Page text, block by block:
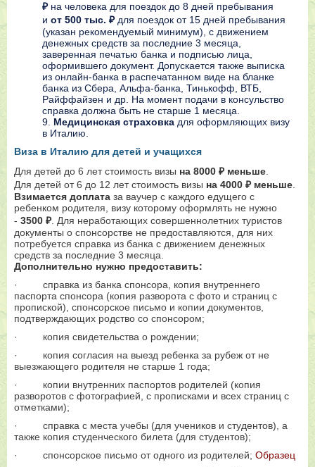
₽на человека для поездок до 8 дней пребывания
и от 500 тыс. ₽для поездок от 15 дней пребывания
(указан рекомендуемый минимум), с движением
денежных средств за последние 3 месяца,
заверенная печатью банка и подписью лица,
оформившего документ. Допускается также выписка
из онлайн-банка в распечатанном виде на бланке
банка из Сбера, Альфа-банка, Тинькофф, ВТБ,
Райффайзен и др. На момент подачи в консульство
справка должна быть не старше 1 месяца.
Медицинская страховка для оформляющих визу
в Италию.
Виза в Италию для детей и учащихся
Для детей до 6 лет стоимость визы на 8000 ₽ меньше
Для детей от 6 до 12 лет стоимость визы на 4000 ₽ меньше
Взимается доплата за ваучер с каждого едущего с
ребенком родителя, визу которому оформлять не нужно
- 3500 ₽. Для неработающих совершеннолетних туристов
документы о спонсорстве не предоставляются, для них
потребуется справка из банка с движением денежных
средств за последние 3 месяца.
Дополнительно нужно предоставить:
· справка из банка спонсора, копия внутреннего
паспорта спонсора (копия разворота с фото и страниц с
пропиской), спонсорское письмо и копии документов,
подтверждающих родство со спонсором;
· копия свидетельства о рождении;
· копия согласия на выезд ребенка за рубеж от не
выезжающего родителя не старше 1 года;
· копии внутренних паспортов родителей (копия
разворотов с фотографией, с прописками и всех страниц с
отметками);
· справка с места учебы (для учеников и студентов), а
также копия студенческого билета (для студентов);
· спонсорское письмо от одного из родителей; Образец